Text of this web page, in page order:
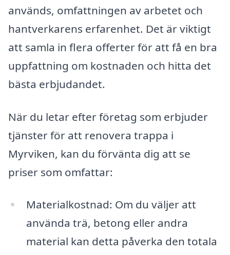
används, omfattningen av arbetet och
hantverkarens erfarenhet. Det är viktigt
att samla in flera offerter för att få en bra
uppfattning om kostnaden och hitta det
bästa erbjudandet.
När du letar efter företag som erbjuder
tjänster för att renovera trappa i
Myrviken, kan du förvänta dig att se
priser som omfattar:
Materialkostnad: Om du väljer att
använda trä, betong eller andra
material kan detta påverka den totala